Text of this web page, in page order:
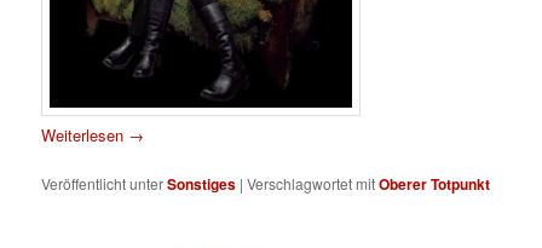
Weiterlesen →
Veröffentlicht unterSonstiges |Verschlagwortet mitOberer Totpunkt